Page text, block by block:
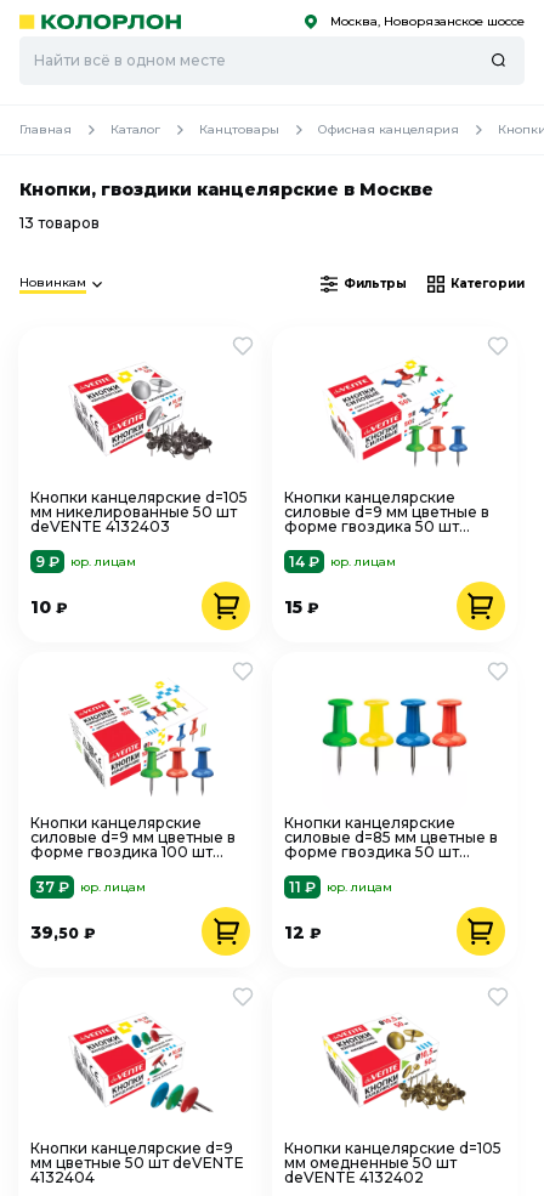
Скоро
Скоро Москва, Новорязанское шоссе
Главная Каталог Канцтовары Офисная канцелярия
Кнопки, гвоздики канцелярские в Москве
13 товаров
Новинкам Фильтры Категории
Кнопки канцелярские d=105
мм никелированные 50 шт
deVENTE 4132403
9 ₽
юр. лицам
10 ₽
Кнопки канцелярские
силовые d=9 мм цветные в
форме гвоздика 50 шт
14 ₽
юр. лицам
15₽
Кнопки канцелярские
силовые d=9 мм цветные в
форме гвоздика 100 шт
37 ₽
юр. лицам
39,50 ₽
Кнопки канцелярские
силовые d=85 мм цветные в
форме гвоздика 50 шт
11 ₽
юр. лицам
12₽
Кнопки канцелярские d=9
мм цветные 50 шт deVENTE
4132404
Кнопки канцелярские d=105
мм омедненные 50 шт
deVENTE 4132402